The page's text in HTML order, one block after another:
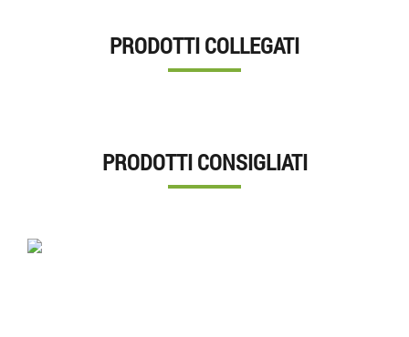
PRODOTTI COLLEGATI
PRODOTTI CONSIGLIATI